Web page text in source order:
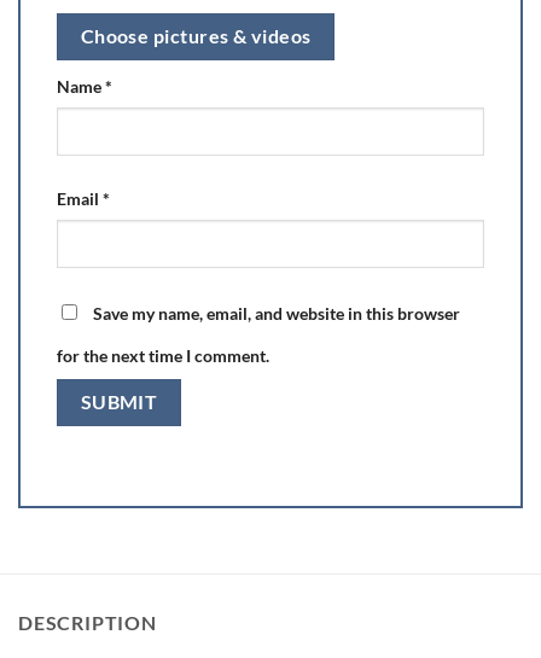
Choose pictures & videos
Name*
Email *
Save my name, email, and website in this browser
for the next time I comment.
DESCRIPTION